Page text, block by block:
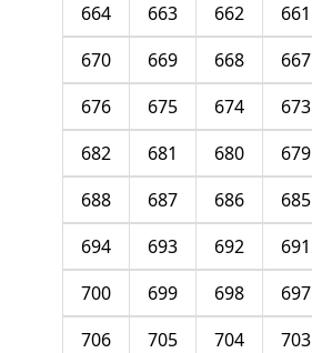
661
662
663
664
667
668
669
670
673
674
675
676
679
680
681
682
685
686
687
688
691
692
693
694
697
698
699
700
703
704
705
706